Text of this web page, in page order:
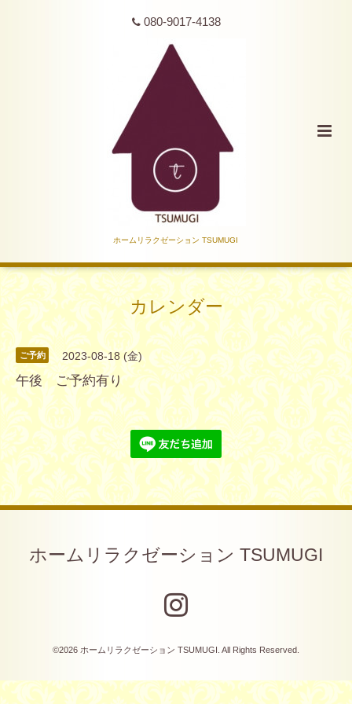
080-9017-4138
ホームリラクゼーション TSUMUGI
カレンダー
ご予約 2023-08-18 (金)
午後 ご予約有り
ホームリラクゼーション TSUMUGI
©2026 ホームリラクゼーション TSUMUGI . All Rights Reserved.